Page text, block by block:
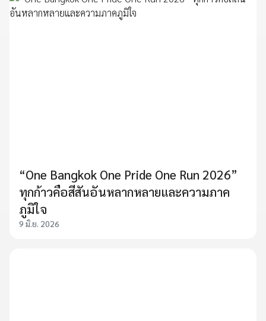
“One Bangkok One Pride One Run 2026”
ทุกก้าวคือสีสันอันหลากหลายและความภาค
ภูมิใจ
9 มิ.ย. 2026